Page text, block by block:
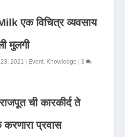
एक विचित्र व्यवसाय
मुलगी
2021 Event, Knowledge |3
ची कारकीर्द ते
प्रवास